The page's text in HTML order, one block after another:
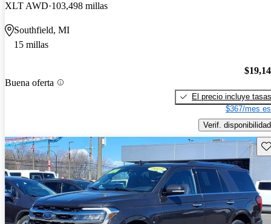
XLT AWD 103,498 millas
Southfield, MI
15 millas
Buena oferta
El precio incluye tasas
$367/mes
Verif. disponibilidad